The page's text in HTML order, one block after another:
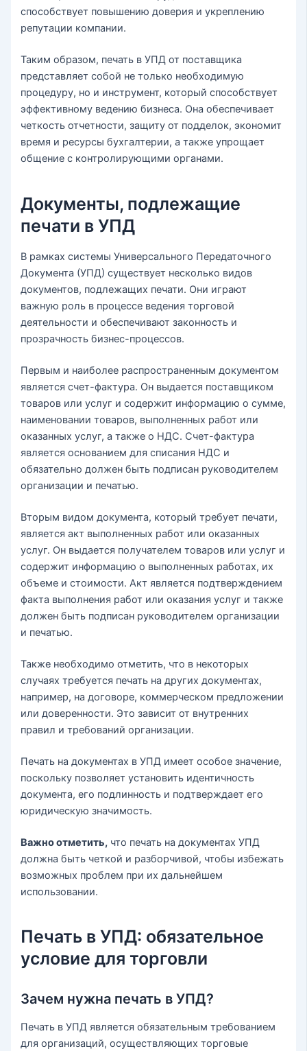
способствует повышению доверия и укреплению
репутации компании.
Таким образом, печать в УПД от поставщика
представляет собой не только необходимую
процедуру, но и инструмент, который способствует
эффективному ведению бизнеса. Она обеспечивает
четкость отчетности, защиту от подделок, экономит
время и ресурсы бухгалтерии, а также упрощает
общение с контролирующими органами.
Документы, подлежащие
печати в УПД
В рамках системы Универсального Передаточного
Документа (УПД) существует несколько видов
документов, подлежащих печати. Они играют
важную роль в процессе ведения торговой
деятельности и обеспечивают законность и
прозрачность бизнес-процессов.
Первым и наиболее распространенным документом
является счет-фактура. Он выдается поставщиком
товаров или услуг и содержит информацию о сумме,
наименовании товаров, выполненных работ или
оказанных услуг, а также о НДС. Счет-фактура
является основанием для списания НДС и
обязательно должен быть подписан руководителем
организации и печатью.
Вторым видом документа, который требует печати,
является акт выполненных работ или оказанных
услуг. Он выдается получателем товаров или услуг и
содержит информацию о выполненных работах, их
объеме и стоимости. Акт является подтверждением
факта выполнения работ или оказания услуг и также
должен быть подписан руководителем организации
и печатью.
Также необходимо отметить, что в некоторых
случаях требуется печать на других документах,
например, на договоре, коммерческом предложении
или доверенности. Это зависит от внутренних
правил и требований организации.
Печать на документах в УПД имеет особое значение,
поскольку позволяет установить идентичность
документа, его подлинность и подтверждает его
юридическую значимость.
Важно отметить, что печать на документах УПД
должна быть четкой и разборчивой, чтобы избежать
возможных проблем при их дальнейшем
использовании.
Печать в УПД: обязательное
условие для торговли
Зачем нужна печать в УПД?
Печать в УПД является обязательным требованием
для организаций, осуществляющих торговые